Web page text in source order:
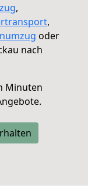
,
,
oder
nach
Minuten